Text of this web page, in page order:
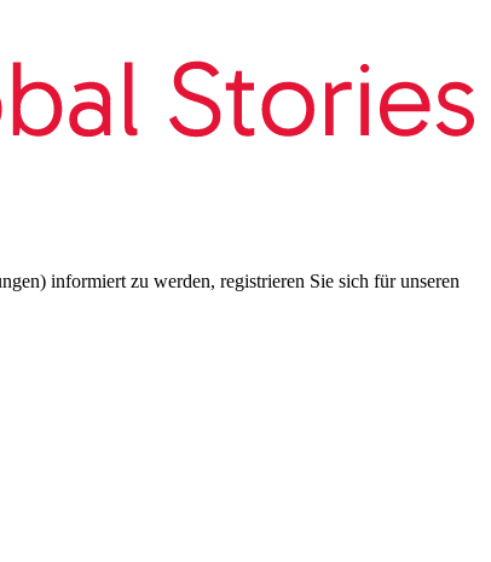
informiert zu werden, registrieren Sie sich für unseren